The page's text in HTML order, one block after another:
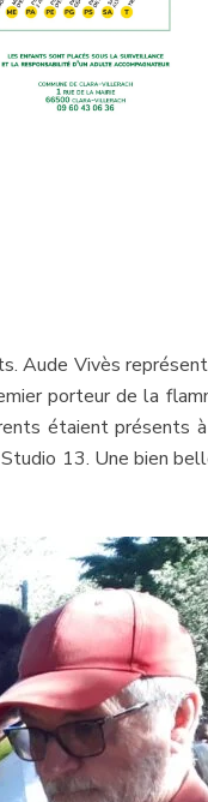
Aude Vivès
porteur de la
étaient présents
13. Une bien